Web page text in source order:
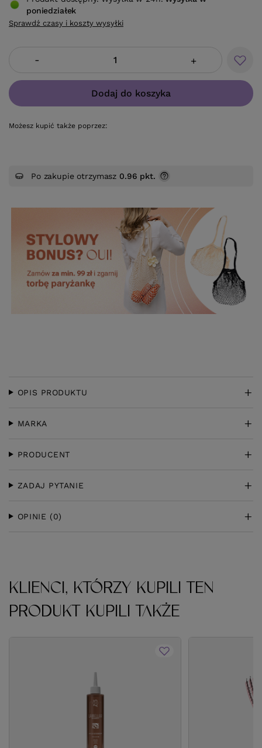
- +
Dodaj do koszyka
Możesz kupić także poprzez:
poniedziałek
Sprawdź czasy i koszty wysyłki
Po zakupie otrzymasz 0.96 pkt.
OPIS PRODUKTU
MARKA
PRODUCENT
ZADAJ PYTANIE
OPINIE (0)
KLIENCI, KTÓRZY KUPILI TEN
PRODUKT KUPILI TAKŻE